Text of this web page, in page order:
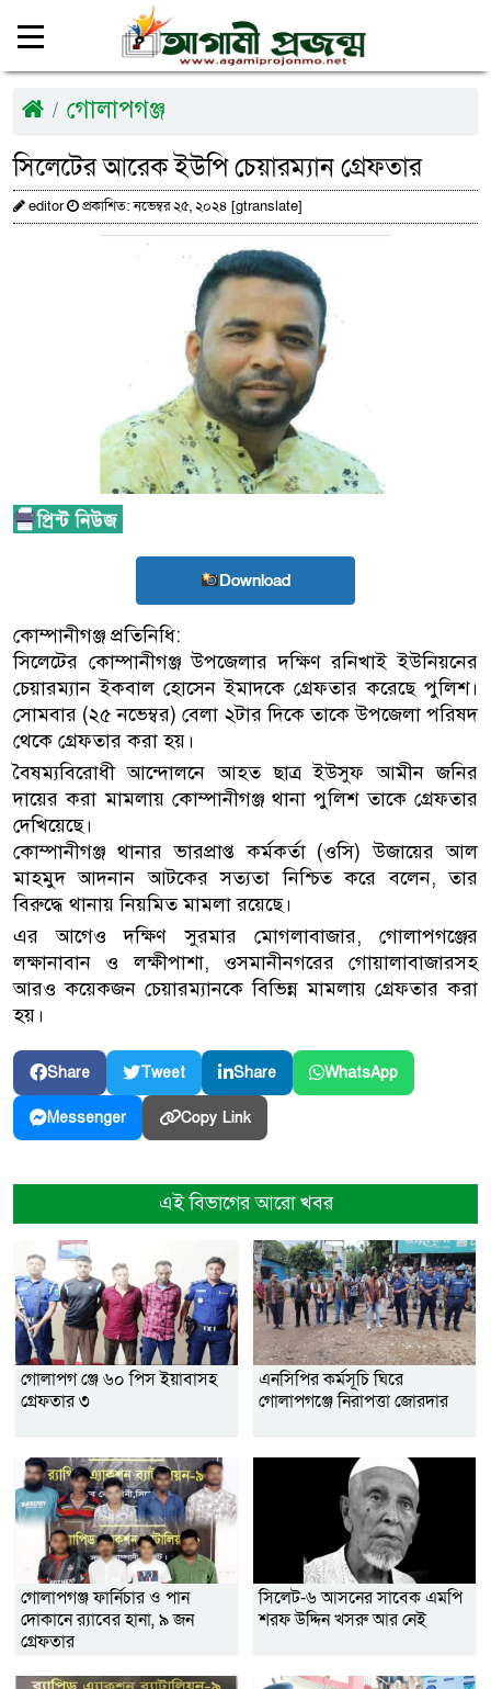
গোলাপগঞ্জ
সিলেটের আরেক ইউপি চেয়ারম্যান গ্রেফতার
editor প্রকাশিত: নভেম্বর ২৫, ২০২৪ [gtranslate]
Download
কোম্পানীগঞ্জ প্রতিনিধি:
সিলেটের কোম্পানীগঞ্জ উপজেলার দক্ষিণ রনিখাই ইউনিয়নের
চেয়ারম্যান ইকবাল হোসেন ইমাদকে গ্রেফতার করেছে পুলিশ।
সোমবার (২৫ নভেম্বর) বেলা ২টার দিকে তাকে উপজেলা পরিষদ
থেকে গ্রেফতার করা হয়।
বৈষম্যবিরোধী আন্দোলনে আহত ছাত্র ইউসুফ আমীন জনির
দায়ের করা মামলায় কোম্পানীগঞ্জ থানা পুলিশ তাকে গ্রেফতার
দেখিয়েছে।
কোম্পানীগঞ্জ থানার ভারপ্রাপ্ত কর্মকর্তা (ওসি) উজায়ের আল
মাহমুদ আদনান আটকের সত্যতা নিশ্চিত করে বলেন, তার
বিরুদ্ধে থানায় নিয়মিত মামলা রয়েছে।
এর আগেও দক্ষিণ সুরমার মোগলাবাজার, গোলাপগঞ্জের
লক্ষানাবান ও লক্ষীপাশা, ওসমানীনগরের গোয়ালাবাজারসহ
আরও কয়েকজন চেয়ারম্যানকে বিভিন্ন মামলায় গ্রেফতার করা
হয়।
Share Tweet Share WhatsApp
Messenger Copy Link
এই বিভাগের আরো খবর
গোলাপগ ঞ্জে ৬০ পিস ইয়াবাসহ
গ্রেফতার ৩
এনসিপির কর্মসূচি ঘিরে
গোলাপগঞ্জে নিরাপত্তা জোরদার
গোলাপগঞ্জ ফার্নিচার ও পান
দোকানে র‌্যাবের হানা, ৯ জন
গ্রেফতার
সিলেট-৬ আসনের সাবেক এমপি
শরফ উদ্দিন খসরু আর নেই